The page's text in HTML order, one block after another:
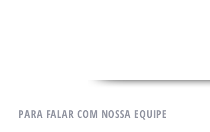
PARA FALAR COM NOSSA EQUIPE